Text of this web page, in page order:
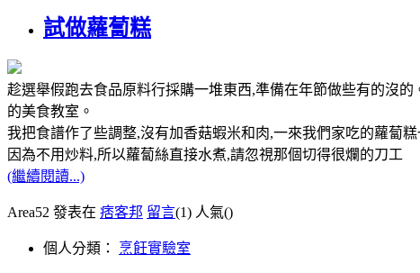
試做蘿蔔糕
趁選舉假跑去食品原料行採購一堆東西,準備在年節做些有的沒
的美食教室。
我把食譜作了些調整,沒有加香菇蝦米和肉,一來我們家吃的蘿蔔
因為不用炒料,所以蘿蔔絲直接水煮,請忽視那個切得很爛的刀工
(繼續閱讀...)
Area52 發表在 痞客邦 留言(1) 人氣()
個人分類： 烹飪實驗室